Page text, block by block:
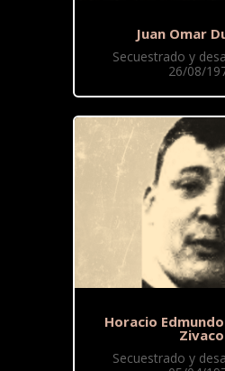
Juan Omar
Secuestrado y
26/08/
Horacio
Zivaco
Secuestrado y